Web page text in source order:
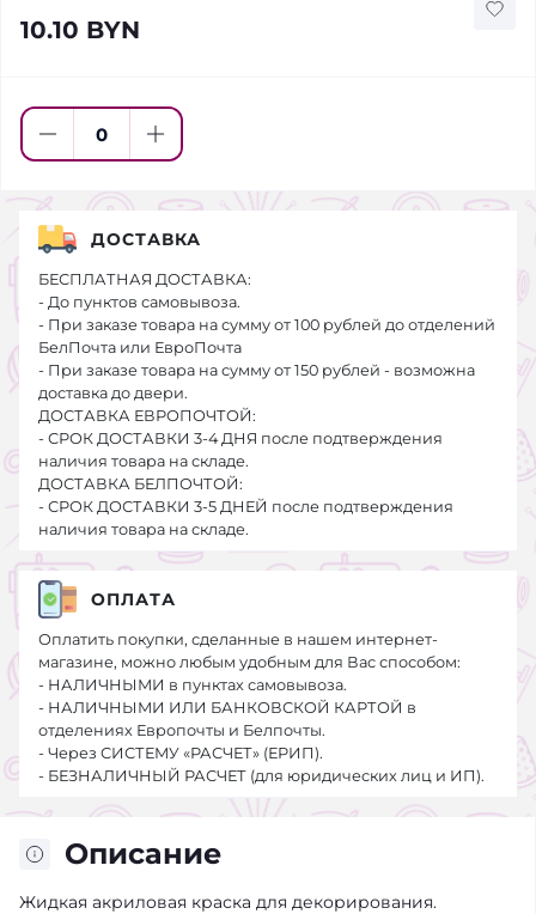
10.10 BYN
Описание
Жидкая акриловая краска для декорирования.
ДОСТАВКА
БЕСПЛАТНАЯ ДОСТАВКА:
- До пунктов самовывоза.
- При заказе товара на сумму от 100 рублей до отделений
БелПочта или ЕвроПочта
- При заказе товара на сумму от 150 рублей - возможна
доставка до двери.
ДОСТАВКА ЕВРОПОЧТОЙ:
- СРОК ДОСТАВКИ 3-4 ДНЯ после подтверждения
наличия товара на складе.
ДОСТАВКА БЕЛПОЧТОЙ:
- СРОК ДОСТАВКИ 3-5 ДНЕЙ после подтверждения
наличия товара на складе.
ОПЛАТА
Оплатить покупки, сделанные в нашем интернет-
магазине, можно любым удобным для Вас способом:
- НАЛИЧНЫМИ в пунктах самовывоза.
- НАЛИЧНЫМИ ИЛИ БАНКОВСКОЙ КАРТОЙ в
отделениях Европочты и Белпочты.
- Через СИСТЕМУ «РАСЧЕТ» (ЕРИП).
- БЕЗНАЛИЧНЫЙ РАСЧЕТ (для юридических лиц и ИП).